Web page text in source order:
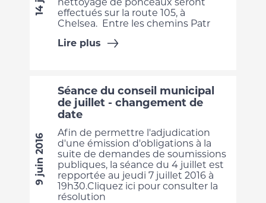
effectués sur la route 105, à
Chelsea. Entre les chemins Patr
Lire plus
Séance du conseil municipal
de juillet - changement de
date
Afin de permettre l'adjudication
d'une émission d'obligations à la
suite de demandes de soumissions
publiques, la séance du 4 juillet est
repportée au jeudi 7 juillet 2016 à
19h30.Cliquez ici pour consulter la
résolution
9 juin 2016